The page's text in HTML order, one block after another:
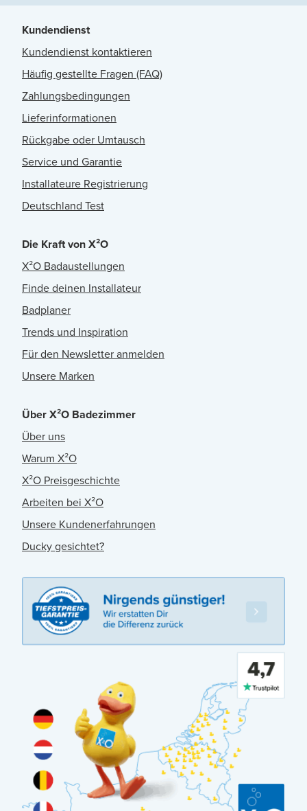
Kundendienst
Kundendienst kontaktieren
Häufig gestellte Fragen (FAQ)
Zahlungsbedingungen
Lieferinformationen
Rückgabe oder Umtausch
Service und Garantie
Installateure Registrierung
Deutschland Test
Die Kraft von X²O
X²O Badaustellungen
Finde deinen Installateur
Badplaner
Trends und Inspiration
Für den Newsletter anmelden
Unsere Marken
Über X²O Badezimmer
Über uns
Warum X²O
X²O Preisgeschichte
Arbeiten bei X²O
Unsere Kundenerfahrungen
Ducky gesichtet?